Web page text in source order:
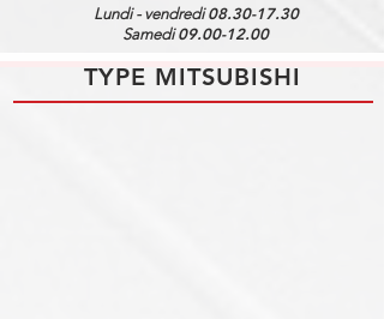
Lundi - vendredi08.30-17.30
Samedi09.00-12.00
TYPE MITSUBISHI